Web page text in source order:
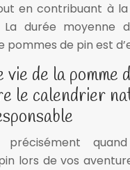
en contribuant à
durée moyenne
pommes de pin est
vie de la pomme
le calendrier
précisément
lors de vos